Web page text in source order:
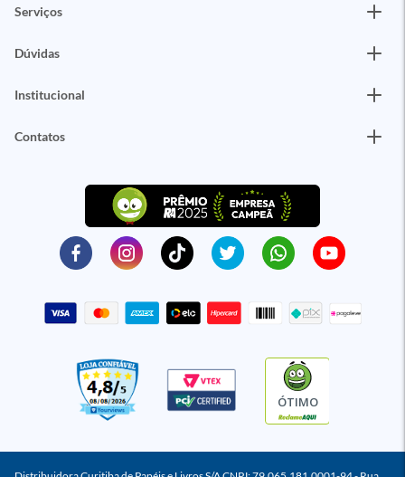
Serviços
Dúvidas
Institucional
Contatos
ÓTIMO